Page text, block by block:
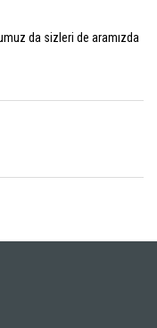
da sizleri de aramızda